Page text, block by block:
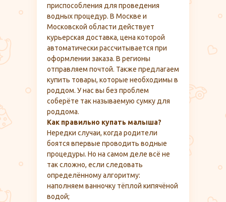
приспособления для проведения
водных процедур. В Москве и
Московской области действует
курьерская доставка, цена которой
автоматически рассчитывается при
оформлении заказа. В регионы
отправляем почтой. Также предлагаем
купить товары, которые необходимы в
роддом. У нас вы без проблем
соберёте так называемую сумку для
роддома.
Как правильно купать малыша?
Нередки случаи, когда родители
боятся впервые проводить водные
процедуры. Но на самом деле всё не
так сложно, если следовать
определённому алгоритму:
наполняем ванночку тёплой кипячёной
водой;